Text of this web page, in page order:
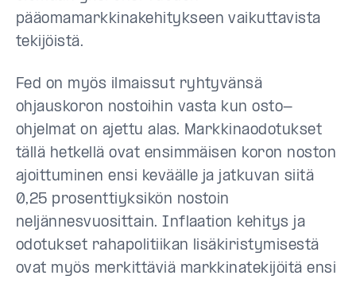
pääomamarkkinakehitykseen vaikuttavista
tekijöistä.
Fed on myös ilmaissut ryhtyvänsä
ohjauskoron nostoihin vasta kun osto-
ohjelmat on ajettu alas. Markkinaodotukset
tällä hetkellä ovat ensimmäisen koron noston
ajoittuminen ensi keväälle ja jatkuvan siitä
0,25 prosenttiyksikön nostoin
neljännesvuosittain. Inflaation kehitys ja
odotukset rahapolitiikan lisäkiristymisestä
ovat myös merkittäviä markkinatekijöitä ensi